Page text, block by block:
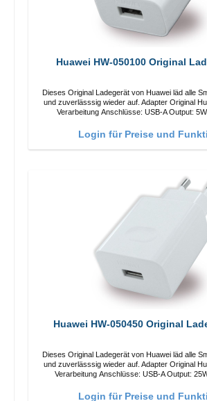
Huawei HW-050100 Original
Dieses Original Ladegerät von Huawei läd alle
und zuverlässsig wieder auf. Adapter Original Huawei Hochwertige
Verarbeitung Anschlüsse: USB-A
Login für Preise und
Huawei HW-050450 Original
Dieses Original Ladegerät von Huawei läd alle
und zuverlässsig wieder auf. Adapter Original Huawei Hochwertige
Verarbeitung Anschlüsse: USB-A
Login für Preise und